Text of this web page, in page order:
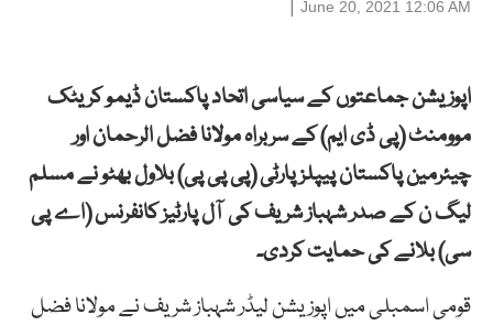
June 20, 2021 12:06 AM
|
اپوزیشن جماعتوں کے سیاسی اتحاد پاکستان ڈیمو کریٹک
موومنٹ (پی ڈی ایم) کے سربراہ مولانا فضل الرحمان اور
چیئرمین پاکستان پیپلز پارٹی (پی پی پی) بلاول بھٹو نے مسلم
لیگ ن کے صدر شہباز شریف کیآلپارٹیزکانفرنس (اے پی
سی) بلانے کی حمایت کردی۔
قومی اسمبلی میں اپوزیشن لیڈر شہباز شریف نے مولانا فضل